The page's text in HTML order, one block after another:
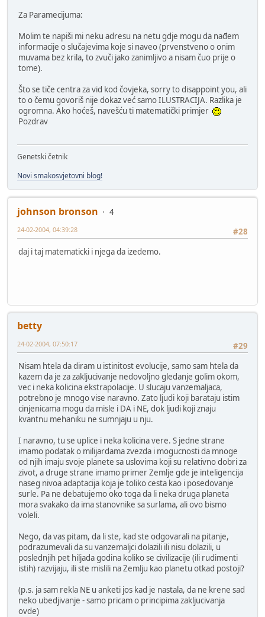
Za Paramecijuma:
Molim te napiši mi neku adresu na netu gdje mogu da nađem
informacije o slučajevima koje si naveo (prvenstveno o onim
muvama bez krila, to zvuči jako zanimljivo a nisam čuo prije o
tome).
Što se tiče centra za vid kod čovjeka, sorry to disappoint you, ali
to o čemu govoriš nije dokaz već samo ILUSTRACIJA. Razlika je
ogromna. Ako hoćeš, navešću ti matematički primjer
Pozdrav
Genetski četnik
Novi smakosvjetovni blog!
johnson bronson
4
#28
24-02-2004, 04:39:28
daj i taj matematicki i njega da izedemo.
betty
#29
24-02-2004, 07:50:17
Nisam htela da diram u istinitost evolucije, samo sam htela da
kazem da je za zakljucivanje nedovoljno gledanje golim okom,
vec i neka kolicina ekstrapolacije. U slucaju vanzemaljaca,
potrebno je mnogo vise naravno. Zato ljudi koji barataju istim
cinjenicama mogu da misle i DA i NE, dok ljudi koji znaju
kvantnu mehaniku ne sumnjaju u nju.
I naravno, tu se uplice i neka kolicina vere. S jedne strane
imamo podatak o milijardama zvezda i mogucnosti da mnoge
od njih imaju svoje planete sa uslovima koji su relativno dobri za
zivot, a druge strane imamo primer Zemlje gde je inteligencija
naseg nivoa adaptacija koja je toliko cesta kao i posedovanje
surle. Pa ne debatujemo oko toga da li neka druga planeta
mora svakako da ima stanovnike sa surlama, ali ovo bismo
voleli.
Nego, da vas pitam, da li ste, kad ste odgovarali na pitanje,
podrazumevali da su vanzemaljci dolazili ili nisu dolazili, u
poslednjih pet hiljada godina koliko se civilizacije (ili rudimenti
istih) razvijaju, ili ste mislili na Zemlju kao planetu otkad postoji?
(p.s. ja sam rekla NE u anketi jos kad je nastala, da ne krene sad
neko ubedjivanje - samo pricam o principima zakljucivanja
ovde)